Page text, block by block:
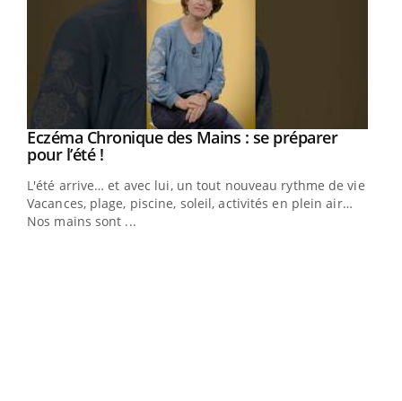
Youtube
Eczéma Chronique des Mains : se préparer
pour l’été !Youtube
L'été arrive… et avec lui, un tout nouveau rythme de vie !
Vacances, plage, piscine, soleil, activités en plein air…
Nos mains sont ...